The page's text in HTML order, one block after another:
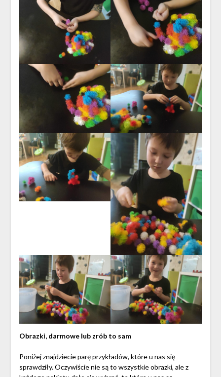
Obrazki, darmowe lub zrób to sam
Poniżej znajdziecie parę przykładów, które u nas się
sprawdziły. Oczywiście nie są to wszystkie obrazki, ale z